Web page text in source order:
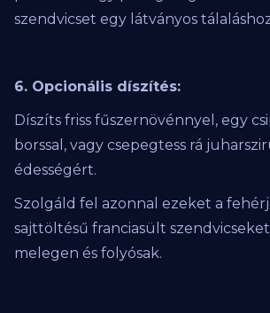
szendvicset egy látványos
6. Opcionális díszítés:
Díszíts friss fűszernövénnyel, egy
borssal, vagy csepegtess rá
édességért.
Szolgáld fel azonnal ezeket a
sajttöltésű franciasült
melegen és folyósak.